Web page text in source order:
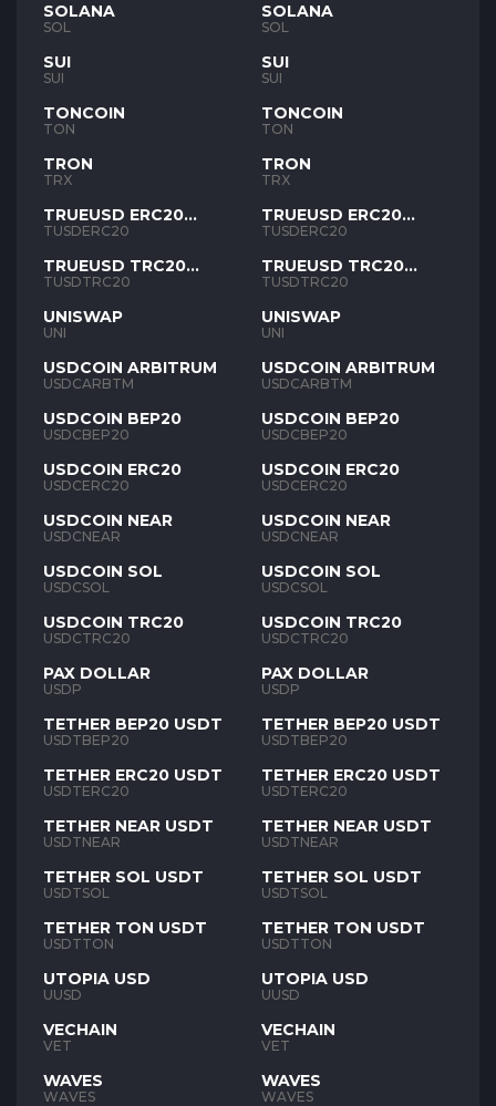
SOLANA
SOL
SUI
SUI
TONCOIN
TON
TRON
TRX
TRUEUSD ERC20
TUSD
TUSDERC20
TRUEUSD TRC20
TUSD
TUSDTRC20
UNISWAP
UNI
USDCOIN ARBITRUM
USDCARBTM
USDCOIN BEP20
USDCBEP20
USDCOIN ERC20
USDCERC20
USDCOIN NEAR
USDCNEAR
USDCOIN SOL
USDCSOL
USDCOIN TRC20
USDCTRC20
PAX DOLLAR
USDP
TETHER BEP20 USDT
USDTBEP20
TETHER ERC20 USDT
USDTERC20
TETHER NEAR USDT
USDTNEAR
TETHER SOL USDT
USDTSOL
TETHER TON USDT
USDTTON
UTOPIA USD
UUSD
VECHAIN
VET
WAVES
WAVES
SOLANA
SOL
SUI
SUI
TONCOIN
TON
TRON
TRX
TRUEUSD ERC20
TUSD
TUSDERC20
TRUEUSD TRC20
TUSD
TUSDTRC20
UNISWAP
UNI
USDCOIN ARBITRUM
USDCARBTM
USDCOIN BEP20
USDCBEP20
USDCOIN ERC20
USDCERC20
USDCOIN NEAR
USDCNEAR
USDCOIN SOL
USDCSOL
USDCOIN TRC20
USDCTRC20
PAX DOLLAR
USDP
TETHER BEP20 USDT
USDTBEP20
TETHER ERC20 USDT
USDTERC20
TETHER NEAR USDT
USDTNEAR
TETHER SOL USDT
USDTSOL
TETHER TON USDT
USDTTON
UTOPIA USD
UUSD
VECHAIN
VET
WAVES
WAVES